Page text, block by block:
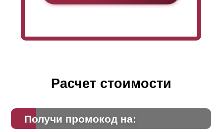
Расчет стоимости
Получи промокод на: